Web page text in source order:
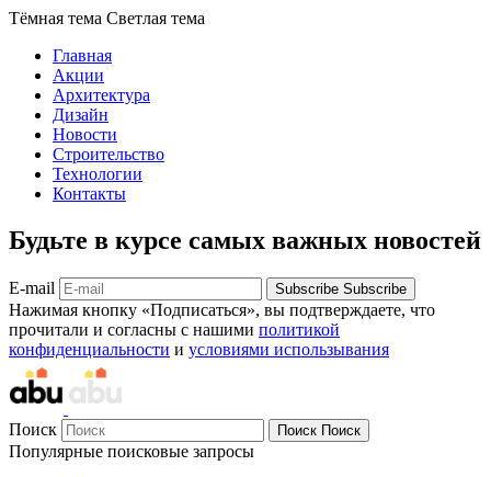
Тёмная тема Светлая тема
Главная
Акции
Архитектура
Дизайн
Новости
Строительство
Технологии
Контакты
Будьте в курсе самых важных новостей
E-mail Subscribe Subscribe
Нажимая кнопку «Подписаться», вы подтверждаете, что
прочитали и согласны с нашими политикой
конфиденциальности и условиями использывания
Поиск Поиск Поиск
Популярные поисковые запросы